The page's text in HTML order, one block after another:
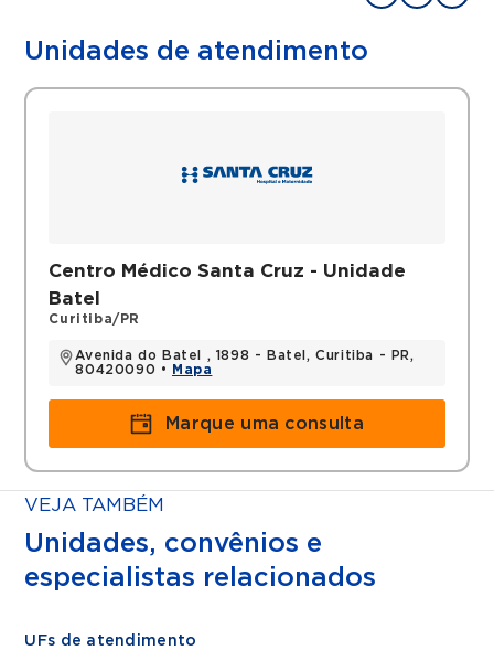
Unidades de atendimento
Centro Médico Santa Cruz - Unidade
Batel
Curitiba/PR
Avenida do Batel , 1898 - Batel, Curitiba - PR,
80420090 •
Mapa
Marque uma consulta
VEJA TAMBÉM
Unidades, convênios e
especialistas relacionados
UFs de atendimento